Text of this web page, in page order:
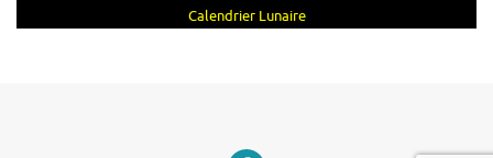
Calendrier Lunaire